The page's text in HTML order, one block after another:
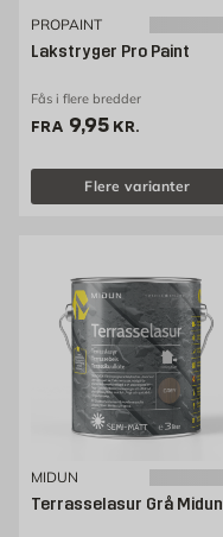
PROPAINT
Lakstryger Pro Paint
Fås i flere bredder
FRA Pris 9.95 kr. /stk
9,95 KR.
Flere varianter
MIDUN
Terrasselasur Grå Midun